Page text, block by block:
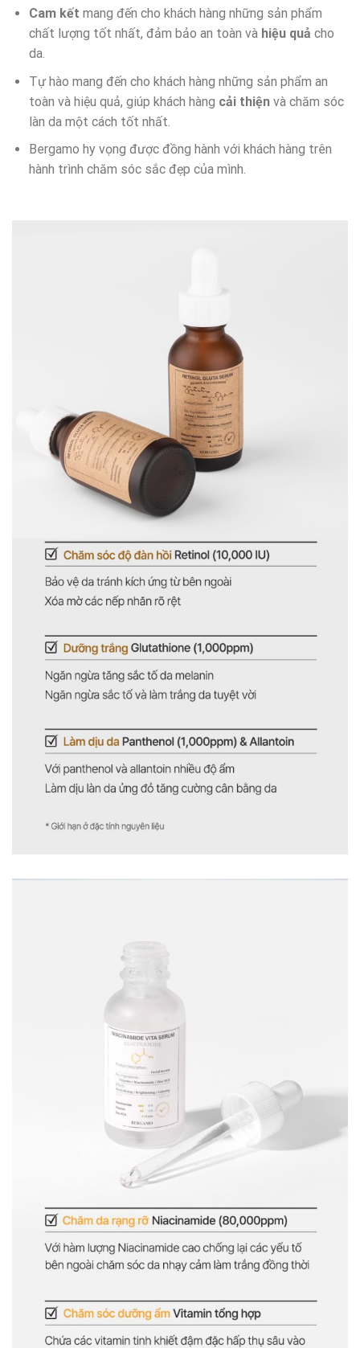
Cam kết mang đến cho khách hàng những sản phẩm
chất lượng tốt nhất, đảm bảo an toàn và hiệu quả cho
da.
Tự hào mang đến cho khách hàng những sản phẩm an
toàn và hiệu quả, giúp khách hàng cải thiệnvà chăm sóc
làn da một cách tốt nhất.
Bergamo hy vọng được đồng hành với khách hàng trên
hành trình chăm sóc sắc đẹp của mình.